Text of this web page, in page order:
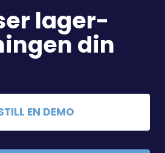
lager-
din
EN DEMO